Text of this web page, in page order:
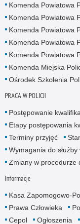
Komenda Powiatowa
Komenda Powiatowa
Komenda Powiatowa
Komenda Powiatowa
Komenda Powiatowa
Komenda Miejska
Ośrodek Szkolenia
PRACA W POLICJI
Postępowanie
Etapy postępowania
Terminy przyjęć
Wymagania do służby
Zmiany w procedurze
Informacje
Kasa Zapomogowo-
Prawa Człowieka
Cepol
Ogłoszenia